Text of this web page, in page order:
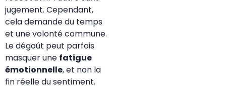
jugement. Cependant,
cela demande du temps
et une volonté commune.
Le dégoût peut parfois
masquer une fatigue
émotionnelle, et non la
fin réelle du sentiment.